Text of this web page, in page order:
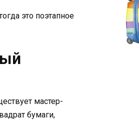
это поэтапное
мастер-
бумаги,